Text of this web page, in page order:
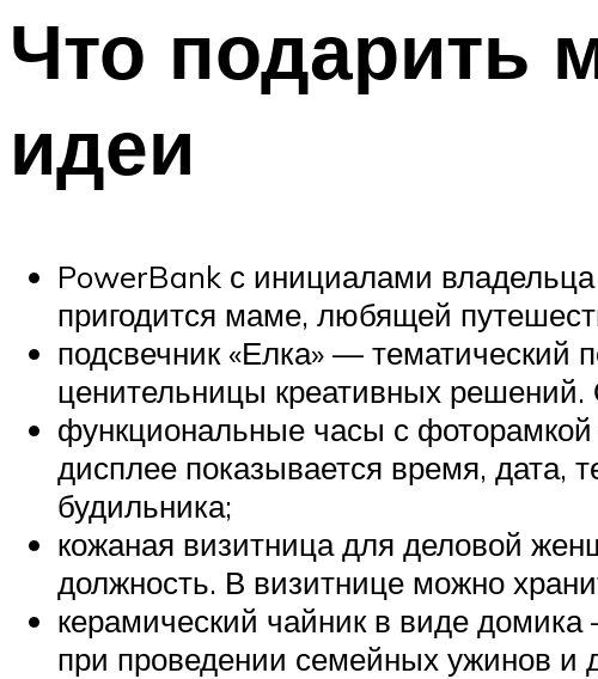
Что подарить
идеи
PowerBank с инициалами
пригодится маме, любящей
подсвечник «Елка» — тематический
ценительницы креативных решений.
функциональные часы с
дисплее показывается время, дата,
будильника;
кожаная визитница для деловой
должность. В визитнице можно
керамический чайник в виде
при проведении семейных ужинов и